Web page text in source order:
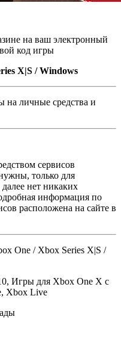
на ваш электронный
код игры
X|S / Windows
личные средства и
сервисов
только для
нет никаких
информация по
расположена на сайте в
One / Xbox Series X|S /
Игры для Xbox One X с
Xbox Live